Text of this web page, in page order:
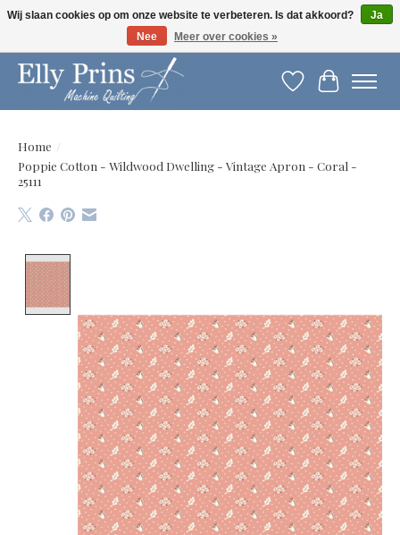
Let op: gewijzigde openingstijden!
Verlanglijst
Home /
Poppie Cotton - Wildwood Dwelling - Vintage Apron - Coral -
25111
Wij slaan cookies op om onze website te verbeteren. Is dat akkoord?
Ja
Nee
Meer over cookies »